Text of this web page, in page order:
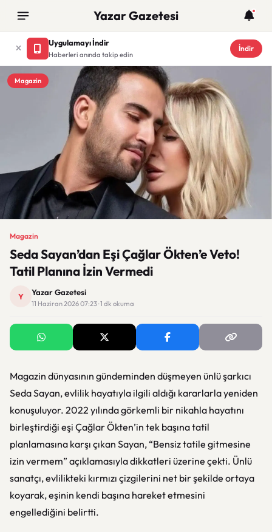
Yazar Gazetesi
Uygulamayı İndir
Haberleri anında takip edin
İndir
Magazin
Magazin
Seda Sayan’dan Eşi Çağlar Ökten’e Veto!
Tatil Planına İzin Vermedi
Y Yazar Gazetesi
11 Haziran 2026 07:23 · 1 dk okuma
Magazin dünyasının gündeminden düşmeyen ünlü şarkıcı
Seda Sayan, evlilik hayatıyla ilgili aldığı kararlarla yeniden
konuşuluyor. 2022 yılında görkemli bir nikahla hayatını
birleştirdiği eşi Çağlar Ökten’in tek başına tatil
planlamasına karşı çıkan Sayan, “Bensiz tatile gitmesine
izin vermem” açıklamasıyla dikkatleri üzerine çekti. Ünlü
sanatçı, evlilikteki kırmızı çizgilerini net bir şekilde ortaya
koyarak, eşinin kendi başına hareket etmesini
engellediğini belirtti.